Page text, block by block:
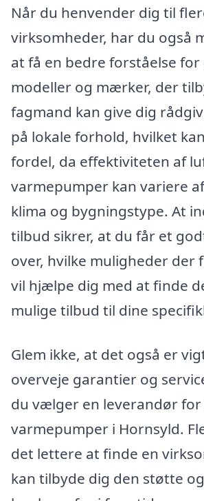
Når du henvender dig til
virksomheder, har du også
at få en bedre forståelse
modeller og mærker, der
fagmand kan give dig
på lokale forhold, hvilket
fordel, da effektiviteten af
varmepumper kan variere
klima og bygningstype. At
tilbud sikrer, at du får et
over, hvilke muligheder der
vil hjælpe dig med at finde
mulige tilbud til dine
Glem ikke, at det også er
overveje garantier og
du vælger en leverandør
varmepumper i Hornsyld.
det lettere at finde en
kan tilbyde dig den støtte